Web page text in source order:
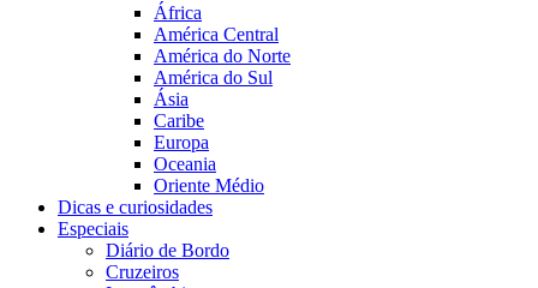
África
América Central
América do Norte
América do Sul
Ásia
Caribe
Europa
Oceania
Oriente Médio
Dicas e curiosidades
Especiais
Diário de Bordo
Cruzeiros